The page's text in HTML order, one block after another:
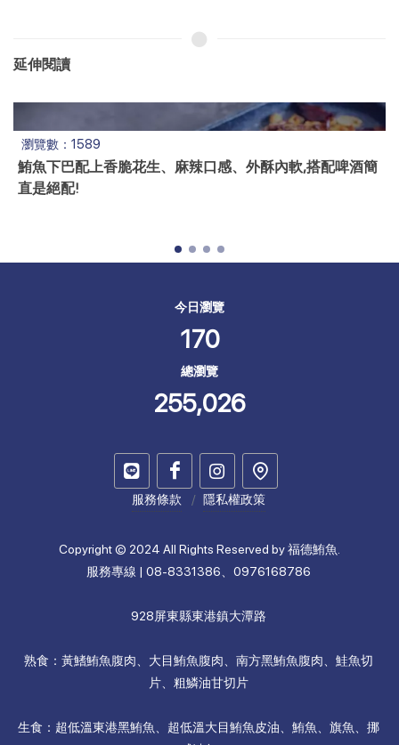
延伸閱讀
瀏覽數：1589
鮪魚下巴配上香脆花生、麻辣口感、外酥內軟,搭配啤酒簡
直是絕配!
今日瀏覽
170
總瀏覽
255,026
服務條款 隱私權政策
Copyright © 2024 All Rights Reserved by 福德鮪魚.
服務專線 | 08-8331386、0976168786
928屏東縣東港鎮大潭路
熟食：黃鰭鮪魚腹肉、大目鮪魚腹肉、南方黑鮪魚腹肉、鮭魚切
片、粗鱗油甘切片
生食：超低溫東港黑鮪魚、超低溫大目鮪魚皮油、鮪魚、旗魚、挪